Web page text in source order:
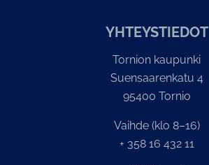
YH­TEYS­TIE­DOT
Tornion kaupunki
Suensaarenkatu 4
95400 Tornio
Vaihde (klo 8–16)
+ 358 16 432 11